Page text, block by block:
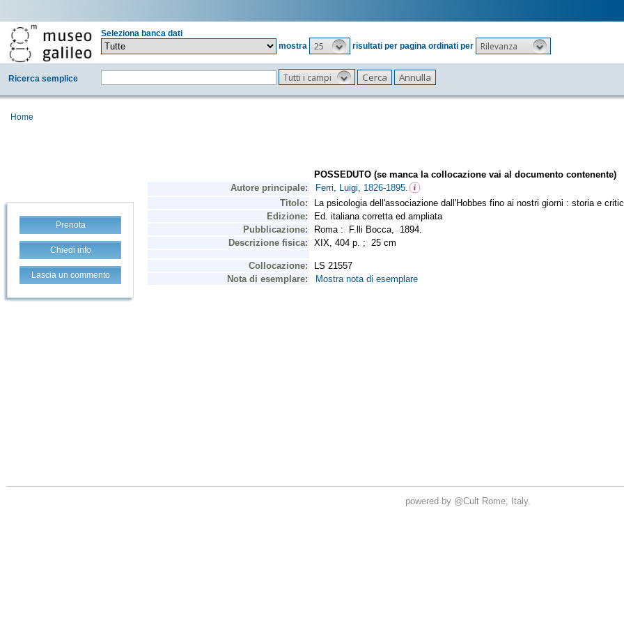
Seleziona banca dati
mostra
25 risultati per pagina ordinati per Rilevanza
Ricerca semplice Tutti i campi
Home
Prenota
Chiedi info
Lascia un commento
powered by @Cult Rome, Italy.